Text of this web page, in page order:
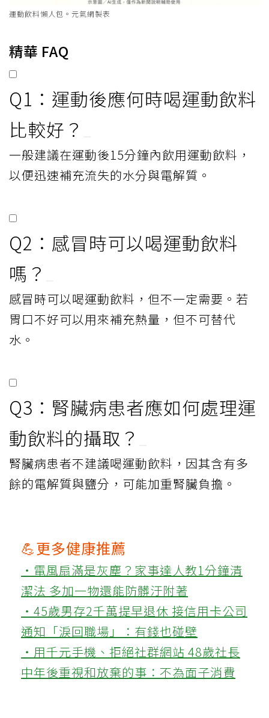
運動飲料懶人包。元氣網製表
精華 FAQ
Q1：運動後應何時喝運動飲料
比較好？
一般建議在運動後15分鐘內飲用運動飲料，
以便迅速補充流失的水分與電解質。
Q2：感冒時可以喝運動飲料
嗎？
感冒時可以喝運動飲料，但不一定需要。若
胃口不好可以用來補充熱量，但不可替代
水。
Q3：腎臟病患者應如何處理運
動飲料的攝取？
腎臟病患者不建議喝運動飲料，因其含有多
餘的電解質與鹽分，可能加重腎臟負擔。
💪更多健康推薦
‧電風扇滿是灰塵？家事達人教1分鐘清
潔法 多加一物還能防髒汙附著
‧45歲男存2千萬提早退休 接信用卡公司
通知「淚回職場」：有錢也碰壁
‧用千元手機、拒絕社群網站 48歲社長
中年後重視和放棄的事：不為面子消費